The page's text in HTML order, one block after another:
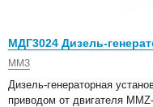
МДГ3024 Дизель-
ММЗ
Дизель-генераторная
приводом от двигателя